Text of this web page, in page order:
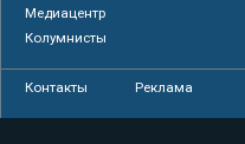
Медиацентр
Колумнисты
Контакты Реклама